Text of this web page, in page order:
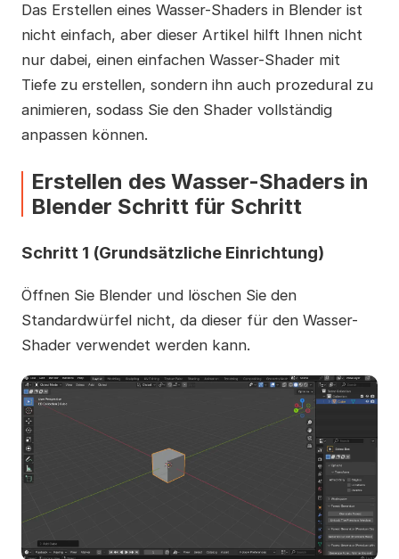
Das Erstellen eines Wasser-Shaders in Blender ist
nicht einfach, aber dieser Artikel hilft Ihnen nicht
nur dabei, einen einfachen Wasser-Shader mit
Tiefe zu erstellen, sondern ihn auch prozedural zu
animieren, sodass Sie den Shader vollständig
anpassen können.
Erstellen des Wasser-Shaders in
Blender Schritt für Schritt
Schritt 1 (Grundsätzliche Einrichtung)
Öffnen Sie Blender und löschen Sie den
Standardwürfel nicht, da dieser für den Wasser-
Shader verwendet werden kann.